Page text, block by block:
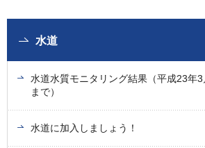
水道
水道水質モニタリング結果（平成23年
まで）
水道に加入しましょう！